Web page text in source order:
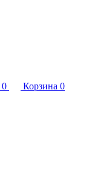
0 Корзина 0